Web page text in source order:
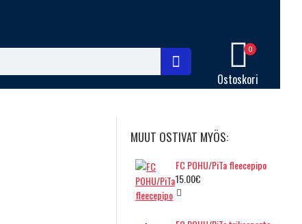
Ostoskori
0
MUUT OSTIVAT MYÖS:
FC POHU/PiTa fleecepipo
15.00€